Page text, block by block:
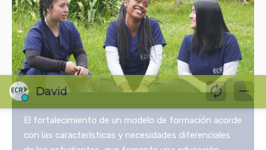
El fortalecimiento de un modelo de formación acorde
con las características y necesidades diferenciales